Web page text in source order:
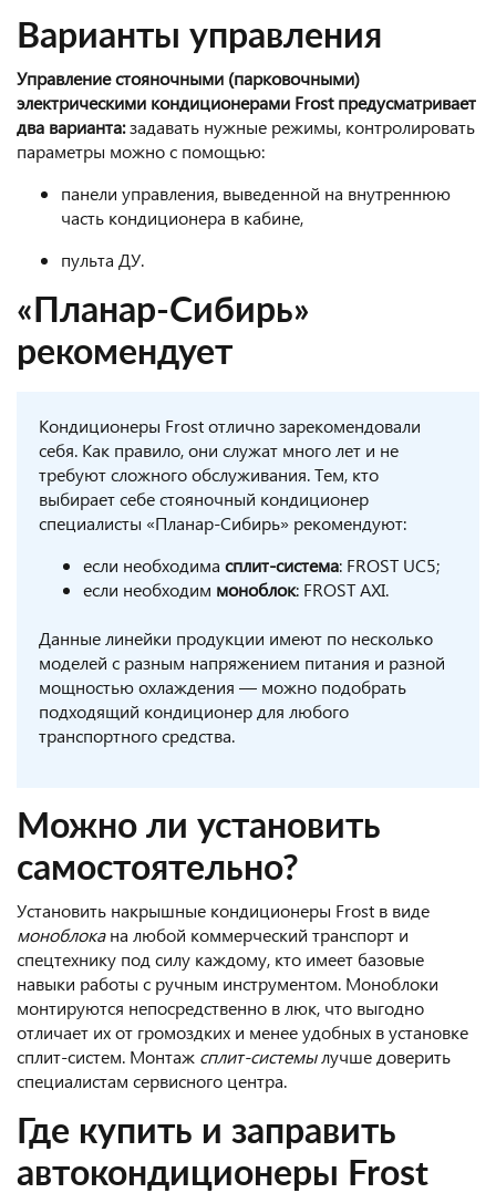
Варианты управления
Управление стояночными (парковочными)
электрическими кондиционерами Frost предусматривает
два варианта:задавать нужные режимы, контролировать
параметры можно с помощью:
панели управления, выведенной на внутреннюю
часть кондиционера в кабине,
пульта ДУ.
«Планар-Сибирь»
рекомендует
Кондиционеры Frost отлично зарекомендовали
себя. Как правило, они служат много лет и не
требуют сложного обслуживания. Тем, кто
выбирает себе стояночный кондиционер
специалисты «Планар-Сибирь» рекомендуют:
если необходима сплит-система: FROST UC5;
если необходим моноблок: FROST AXI.
Данные линейки продукции имеют по несколько
моделей с разным напряжением питания и разной
мощностью охлаждения — можно подобрать
подходящий кондиционер для любого
транспортного средства.
Можно ли установить
самостоятельно?
Установить накрышные кондиционеры Frost в виде
моноблокана любой коммерческий транспорт и
спецтехнику под силу каждому, кто имеет базовые
навыки работы с ручным инструментом. Моноблоки
монтируются непосредственно в люк, что выгодно
отличает их от громоздких и менее удобных в установке
сплит-систем. Монтаж сплит-системылучше доверить
специалистам сервисного центра.
Где купить и заправить
автокондиционеры Frost